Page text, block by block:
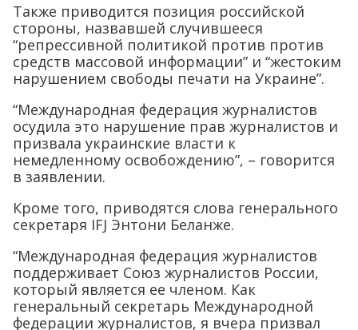
Также приводится позиция российской
стороны, назвавшей случившееся
“репрессивной политикой против против
средств массовой информации” и “жестоким
нарушением свободы печати на Украине”.
“Международная федерация журналистов
осудила это нарушение прав журналистов и
призвала украинские власти к
немедленному освобождению”, – говорится
в заявлении.
Кроме того, приводятся слова генерального
секретаря IFJ Энтони Беланже.
“Международная федерация журналистов
поддерживает Союз журналистов России,
который является ее членом. Как
генеральный секретарь Международной
федерации журналистов, я вчера призвал